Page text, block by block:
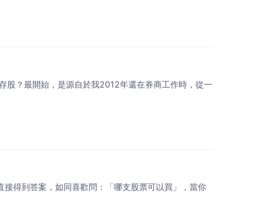
股？最開始，是源自於我2012年還在券商工作時，從一
得到答案，如同喜歡問：「哪支股票可以買」，當你